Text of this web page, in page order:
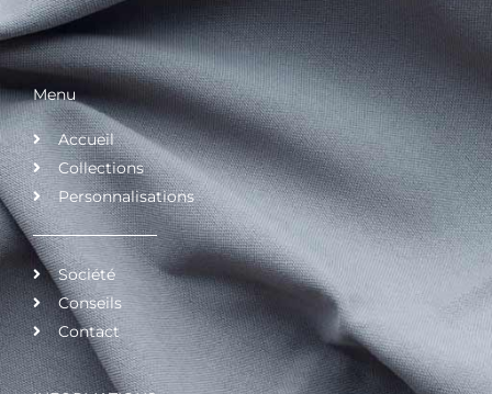
Menu
Accueil
Collections
Personnalisations
Société
Conseils
Contact